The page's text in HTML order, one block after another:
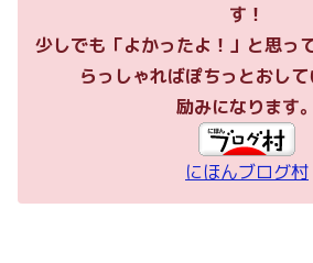
す！
少しでも「よかったよ！」と思っ
らっしゃればぽちっとおし
励みになります。
にほんブログ村